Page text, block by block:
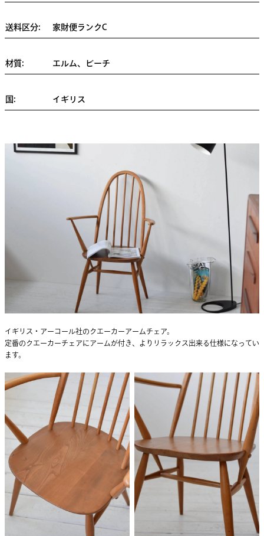
送料区分: 家財便ランクC
材質: エルム、ビーチ
国: イギリス
イギリス・アーコール社のクエーカーアームチェア。
定番のクエーカーチェアにアームが付き、よりリラックス出来る仕様になってい
ます。